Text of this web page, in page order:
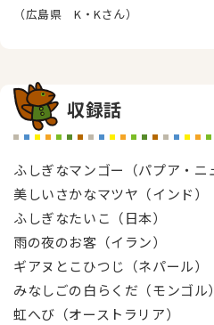
（広島県 K・Kさん）
収録話
ふしぎなマンゴー（パプア・ニ
美しいさかなマツヤ（インド）
ふしぎなたいこ（日本）
雨の夜のお客（イラン）
ギアヌとこひつじ（ネパール）
みなしごの白らくだ（モンゴル）
虹へび（オーストラリア）